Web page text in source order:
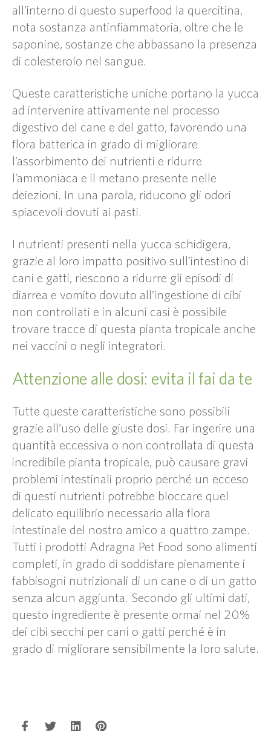
all’interno di questo superfood la quercitina,
nota sostanza antinfiammatoria, oltre che le
saponine, sostanze che abbassano la presenza
di colesterolo nel sangue.
Queste caratteristiche uniche portano la yucca
ad intervenire attivamente nel processo
digestivo del cane e del gatto, favorendo una
flora batterica in grado di migliorare
l’assorbimento dei nutrienti e ridurre
l’ammoniaca e il metano presente nelle
deiezioni. In una parola, riducono gli odori
spiacevoli dovuti ai pasti.
I nutrienti presenti nella yucca schidigera,
grazie al loro impatto positivo sull’intestino di
cani e gatti, riescono a ridurre gli episodi di
diarrea e vomito dovuto all’ingestione di cibi
non controllati e in alcuni casi è possibile
trovare tracce di questa pianta tropicale anche
nei vaccini o negli integratori.
Attenzione alle dosi: evita il fai da te
Tutte queste caratteristiche sono possibili
grazie all’uso delle giuste dosi. Far ingerire una
quantità eccessiva o non controllata di questa
incredibile pianta tropicale, può causare gravi
problemi intestinali proprio perché un ecceso
di questi nutrienti potrebbe bloccare quel
delicato equilibrio necessario alla flora
intestinale del nostro amico a quattro zampe.
Tutti i prodotti Adragna Pet Food sono alimenti
completi, in grado di soddisfare pienamente i
fabbisogni nutrizionali di un cane o di un gatto
senza alcun aggiunta. Secondo gli ultimi dati,
questo ingrediente è presente ormai nel 20%
dei cibi secchi per cani o gatti perché è in
grado di migliorare sensibilmente la loro salute.